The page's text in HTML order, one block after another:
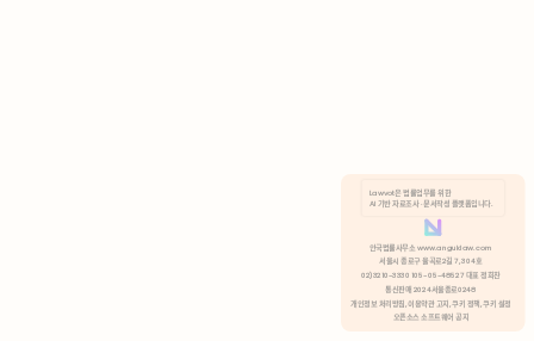
분석 쿠키 허용
Lawvot은 법률업무를 위한
AI 기반 자료조사 · 문서작성 플랫폼입니다.
안국법률사무소 www.anguklaw.com
서울시 종로구 율곡로2길 7, 304호
02)3210-3330 105-05-48527 대표 정희찬
통신판매 2024서울종로0248
개인정보 처리방침, 이용약관 고지, 쿠키 정책, 쿠키 설정
오픈소스 소프트웨어 공지